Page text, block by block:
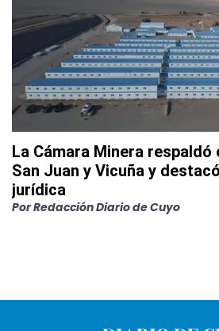
La Cámara Minera
San Juan y Vicuña y
jurídica
PorRedacción Diario de Cuyo